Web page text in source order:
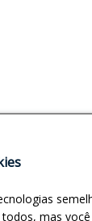
mas